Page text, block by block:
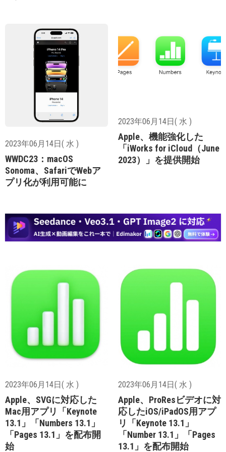
2023年06月14日( 水 )
WWDC23：macOS
Sonoma、SafariでWebア
プリ化が利用可能に
2023年06月14日( 水 )
Apple、機能強化した
「iWorks for iCloud（June
2023）」を提供開始
2023年06月14日( 水 )
Apple、SVGに対応した
Mac用アプリ「Keynote
13.1」「Numbers 13.1」
「Pages 13.1」を配布開
始
2023年06月14日( 水 )
Apple、ProResビデオに対
応したiOS/iPadOS用アプ
リ「Keynote 13.1」
「Number 13.1」「Pages
13.1」を配布開始